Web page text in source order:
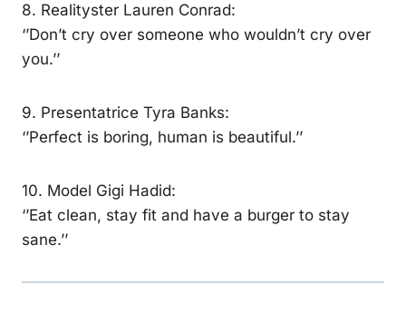
8. Realityster Lauren Conrad:
‘’Don’t cry over someone who wouldn’t cry over
you.’’
9. Presentatrice Tyra Banks:
‘’Perfect is boring, human is beautiful.’’
10. Model Gigi Hadid:
‘’Eat clean, stay fit and have a burger to stay
sane.’’